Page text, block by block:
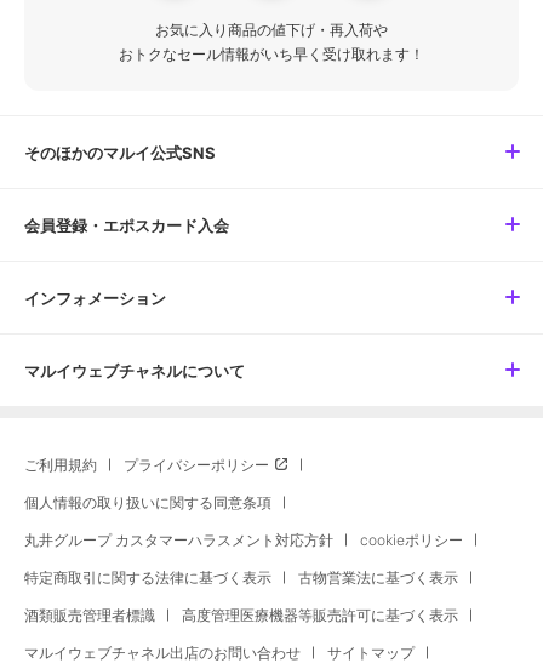
お気に入り商品の値下げ・再入荷や
おトクなセール情報がいち早く受け取れます！
そのほかのマルイ公式SNS
会員登録・エポスカード入会
インフォメーション
マルイウェブチャネルについて
ご利用規約 プライバシーポリシー
個人情報の取り扱いに関する同意条項
丸井グループ カスタマーハラスメント対応方針 cookieポリシー
特定商取引に関する法律に基づく表示 古物営業法に基づく表示
酒類販売管理者標識 高度管理医療機器等販売許可に基づく表示
マルイウェブチャネル出店のお問い合わせ サイトマップ